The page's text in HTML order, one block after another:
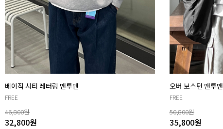
베이직 시티 레터링 맨투맨
FREE
46,800원
32,800원
오버 보스턴 맨투맨
FREE
50,800원
35,800원